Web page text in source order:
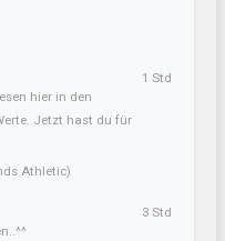
hier in den
Jetzt hast du für
Athletic)
1 Std
3 Std